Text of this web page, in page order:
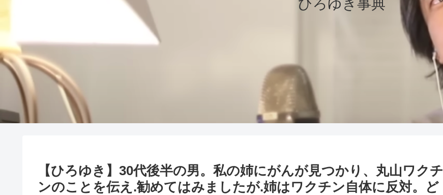
ひろゆき事典
【ひろゆき】30代後半の男。私の姉にがんが見つかり、丸山ワクチ
ンのことを伝え.勧めてはみましたが.姉はワクチン自体に反対。ど